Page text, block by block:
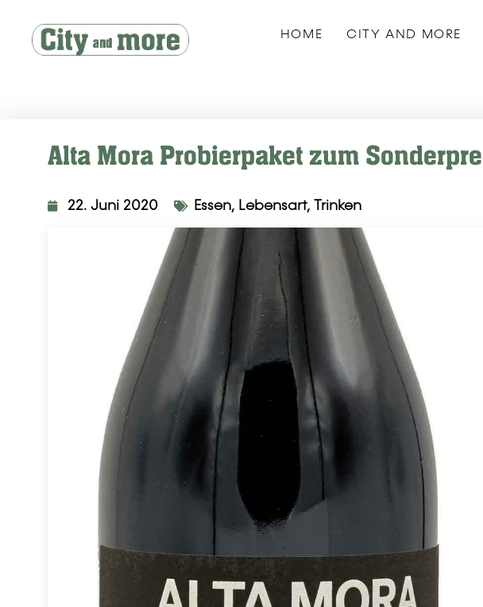
HOME CITY AND MORE
Alta Mora Probierpaket zum
22. Juni 2020 Essen, Lebensart, Trinken